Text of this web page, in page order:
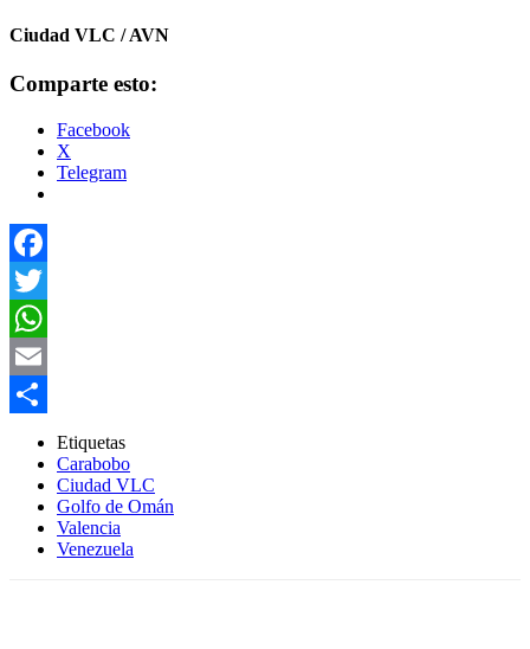
Ciudad VLC / AVN
Comparte esto:
Facebook
X
Telegram
Facebook
Twitter
WhatsApp
Email
Compartir
Etiquetas
Carabobo
Ciudad VLC
Golfo de Omán
Valencia
Venezuela